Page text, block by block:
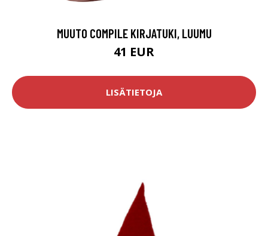
MUUTO COMPILE KIRJATUKI, LUUMU
41 EUR
LISÄTIETOJA